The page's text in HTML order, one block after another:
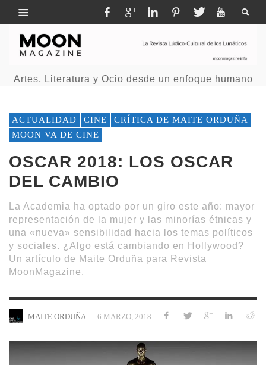
Artes, Literatura y Ocio desde un enfoque humano
ACTUALIDAD CINE
CRÍTICA DE MAITE ORDUÑA
MOON VA DE CINE
OSCAR 2018: LOS OSCAR
DEL CAMBIO
La Academia ha optado por un giro este año: mayor
representación de la mujer y las minorías étnicas y
una «nueva» sensibilidad hacia los temas políticos
y sociales. ¿Algo está cambiando en Hollywood?
Un artículo de Maite Orduña para Revista
MoonMagazine.
MAITE ORDUÑA — 6 MARZO, 2018